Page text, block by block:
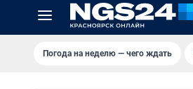
Погода на неделю — чего ждать